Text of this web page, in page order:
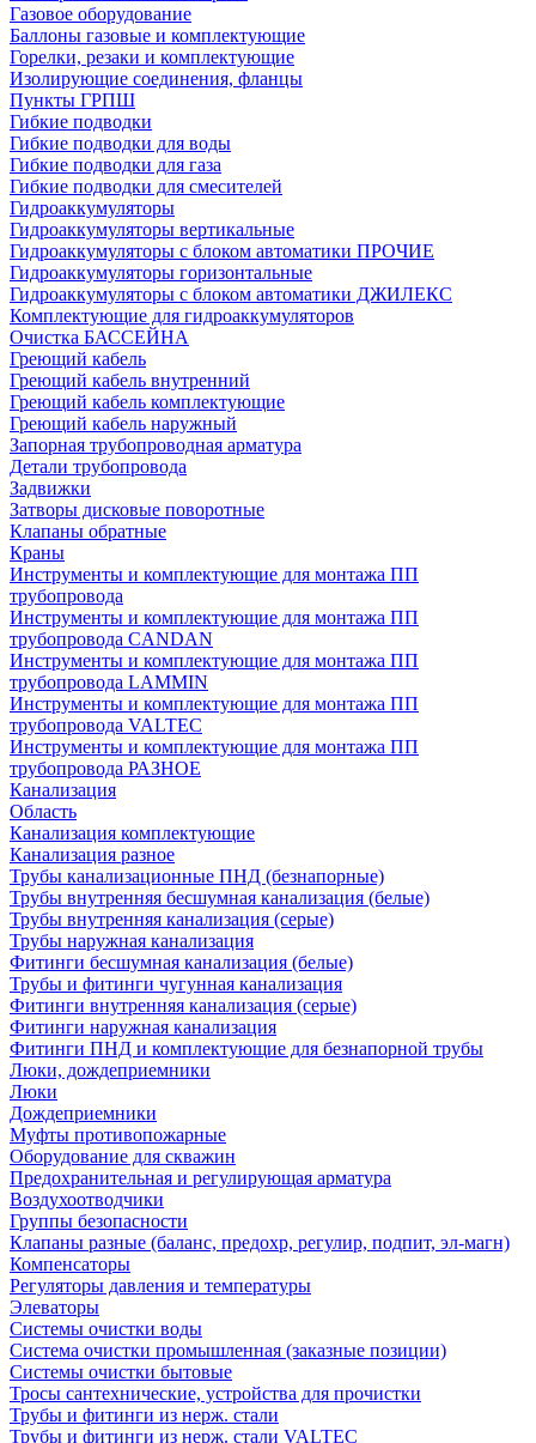
Газовое оборудование
Баллоны газовые и комплектующие
Горелки, резаки и комплектующие
Изолирующие соединения, фланцы
Пункты ГРПШ
Гибкие подводки
Гибкие подводки для воды
Гибкие подводки для газа
Гибкие подводки для смесителей
Гидроаккумуляторы
Гидроаккумуляторы вертикальные
Гидроаккумуляторы с блоком автоматики ПРОЧИЕ
Гидроаккумуляторы горизонтальные
Гидроаккумуляторы с блоком автоматики ДЖИЛЕКС
Комплектующие для гидроаккумуляторов
Очистка БАССЕЙНА
Греющий кабель
Греющий кабель внутренний
Греющий кабель комплектующие
Греющий кабель наружный
Запорная трубопроводная арматура
Детали трубопровода
Задвижки
Затворы дисковые поворотные
Клапаны обратные
Краны
Инструменты и комплектующие для монтажа ПП
трубопровода
Инструменты и комплектующие для монтажа ПП
трубопровода CANDAN
Инструменты и комплектующие для монтажа ПП
трубопровода LAMMIN
Инструменты и комплектующие для монтажа ПП
трубопровода VALTEC
Инструменты и комплектующие для монтажа ПП
трубопровода РАЗНОЕ
Канализация
Область
Канализация комплектующие
Канализация разное
Трубы канализационные ПНД (безнапорные)
Трубы внутренняя бесшумная канализация (белые)
Трубы внутренняя канализация (серые)
Трубы наружная канализация
Фитинги бесшумная канализация (белые)
Трубы и фитинги чугунная канализация
Фитинги внутренняя канализация (серые)
Фитинги наружная канализация
Фитинги ПНД и комплектующие для безнапорной трубы
Люки, дождеприемники
Люки
Дождеприемники
Муфты противопожарные
Оборудование для скважин
Предохранительная и регулирующая арматура
Воздухоотводчики
Группы безопасности
Клапаны разные (баланс, предохр, регулир, подпит, эл-магн)
Компенсаторы
Регуляторы давления и температуры
Элеваторы
Системы очистки воды
Система очистки промышленная (заказные позиции)
Системы очистки бытовые
Тросы сантехнические, устройства для прочистки
Трубы и фитинги из нерж. стали
Трубы и фитинги из нерж. стали VALTEC